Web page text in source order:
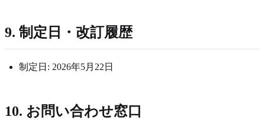
9. 制定日・改訂履歴
制定日: 2026年5月22日
10. お問い合わせ窓口